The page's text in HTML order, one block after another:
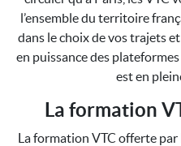
l’ensemble du territoire
dans le choix de vos trajets
en puissance des
est en
La formation
La formation VTC offerte par